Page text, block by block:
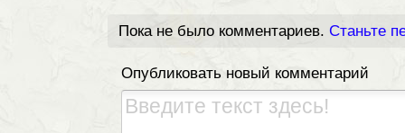
Пока не было комментариев. Станьте
Опубликовать новый комментарий